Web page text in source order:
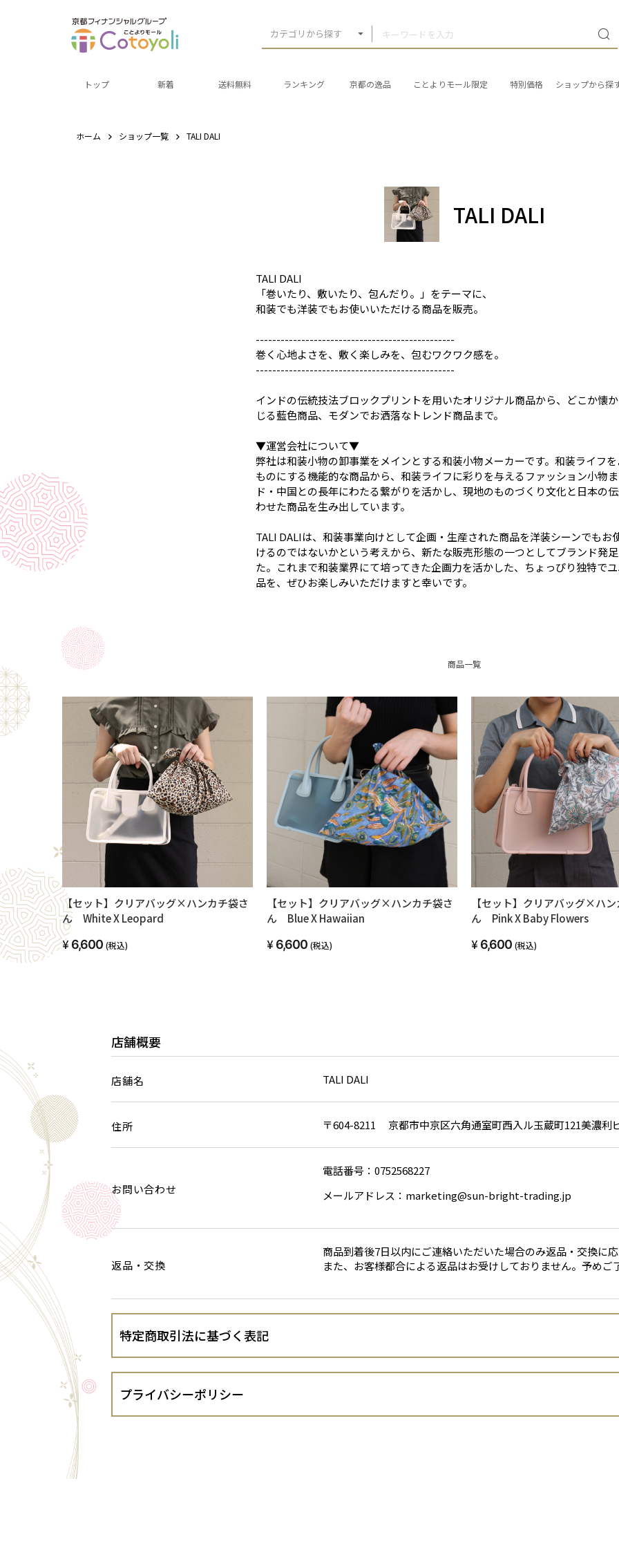
カテゴリから探す
トップ 新着 送料無料 ランキング 京都の逸品 ことよりモール限定 特別価格 ショップから探
ホーム ショップ一覧 TALI DALI
TALI DALI
TALI DALI
「巻いたり、敷いたり、包んだり。」をテーマに、
和装でも洋装でもお使いいただける商品を販売。
------------------------------------------------
巻く心地よさを、敷く楽しみを、包むワクワク感を。
------------------------------------------------
インドの伝統技法ブロックプリントを用いたオリジナル商品から、どこか懐
じる藍色商品、モダンでお洒落なトレンド商品まで。
▼運営会社について▼
弊社は和装小物の卸事業をメインとする和装小物メーカーです。和装ライフ
ものにする機能的な商品から、和装ライフに彩りを与えるファッション小物
ド・中国との長年にわたる繋がりを活かし、現地のものづくり文化と日本の
わせた商品を生み出しています。
TALI DALIは、和装事業向けとして企画・生産された商品を洋装シーンでもお
けるのではないかという考えから、新たな販売形態の一つとしてブランド発
た。これまで和装業界にて培ってきた企画力を活かした、ちょっぴり独特で
品を、ぜひお楽しみいただけますと幸いです。
商品一覧
【セット】クリアバッグ×ハンカチ袋さ
ん White X Leopard
6,600 (税込)
【セット】クリアバッグ×ハンカチ袋さ
ん Blue X Hawaiian
6,600 (税込)
【セット】クリアバッグ×ハ
ん Pink X Baby Flowers
6,600 (税込)
店舗概要
店舗名 TALI DALI
住所 〒604-8211 京都市中京区六角通室町西入ル玉蔵町121美濃利
お問い合わせ
電話番号：0752568227
メールアドレス：marketing@sun-bright-trading.jp
返品・交換
商品到着後7日以内にご連絡いただいた場合のみ返品・交換に
また、お客様都合による返品はお受けしておりません。予めご
特定商取引法に基づく表記
プライバシーポリシー